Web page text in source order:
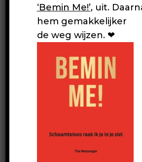
‘Bemin Me!’, uit.
hem gemakkelijker
de weg wijzen. ❤